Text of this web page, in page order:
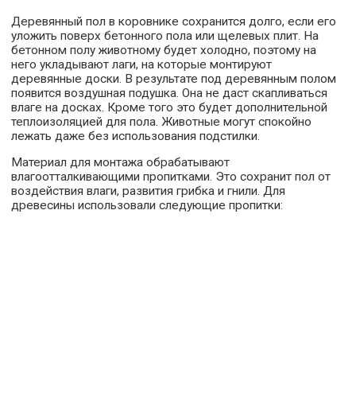
Деревянный пол в коровнике сохранится долго, если его
уложить поверх бетонного пола или щелевых плит. На
бетонном полу животному будет холодно, поэтому на
него укладывают лаги, на которые монтируют
деревянные доски. В результате под деревянным полом
появится воздушная подушка. Она не даст скапливаться
влаге на досках. Кроме того это будет дополнительной
теплоизоляцией для пола. Животные могут спокойно
лежать даже без использования подстилки.
Материал для монтажа обрабатывают
влагоотталкивающими пропитками. Это сохранит пол от
воздействия влаги, развития грибка и гнили. Для
древесины использовали следующие пропитки: